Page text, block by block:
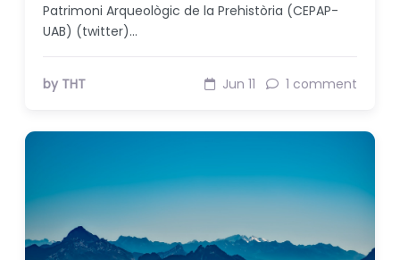
Patrimoni Arqueològic de la Prehistòria (CEPAP-
UAB) (twitter)…
by THT Jun 11 1 comment